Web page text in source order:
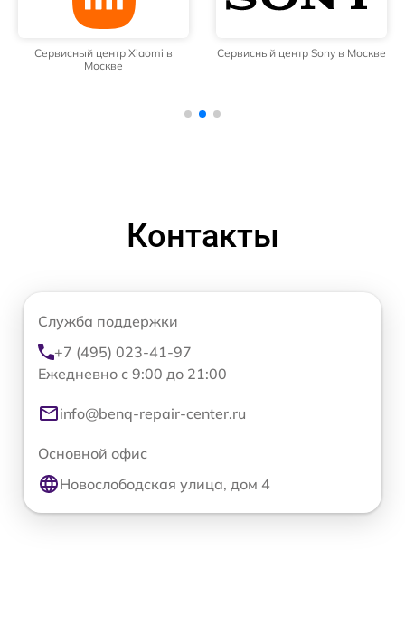
Сервисный центр Xiaomi в
Москве
Сервисный центр Sony в Москве
Контакты
Служба поддержки
+7 (495) 023-41-97
Ежедневно с 9:00 до 21:00
info@benq-repair-center.ru
Основной офис
Новослободская улица, дом 4